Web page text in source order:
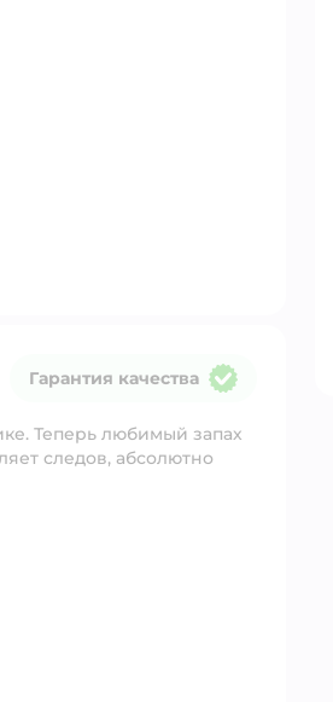
Гарантия качества
Теперь любимый запах
следов, абсолютно